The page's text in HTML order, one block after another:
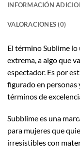
INFORMACIÓN
VALORACIONES (0)
El término Sublime lo
extrema, a algo que
espectador. Es por
figurado en personas
términos de
Subblime es una
para mujeres que
irresistibles con